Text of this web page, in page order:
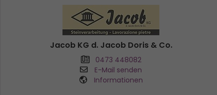
Jacob KG d. Jacob Doris & Co.
0473 448082
E-Mail senden
Informationen